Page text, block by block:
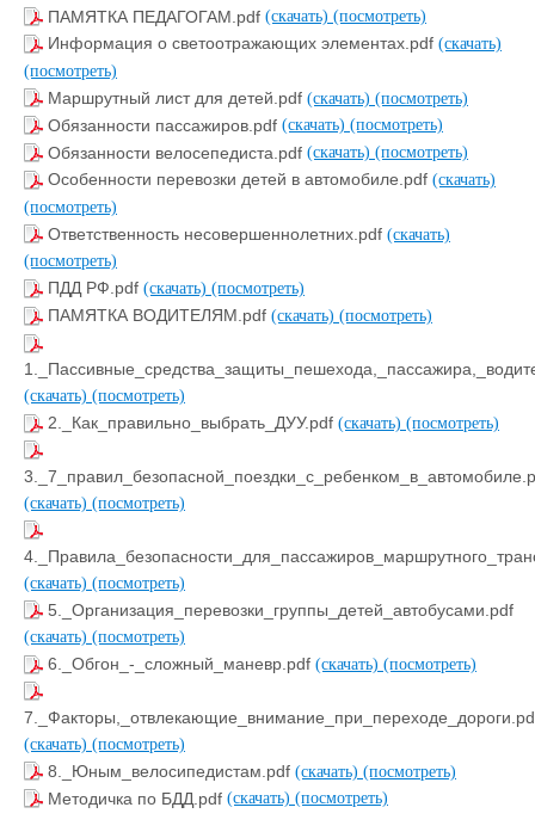
ПАМЯТКА ПЕДАГОГАМ.pdf (скачать) (посмотреть)
Информация о светоотражающих элементах.pdf (скачать)
(посмотреть)
Маршрутный лист для детей.pdf (скачать) (посмотреть)
Обязанности пассажиров.pdf (скачать) (посмотреть)
Обязанности велосепедиста.pdf (скачать) (посмотреть)
Особенности перевозки детей в автомобиле.pdf (скачать)
(посмотреть)
Ответственность несовершеннолетних.pdf (скачать)
(посмотреть)
ПДД РФ.pdf (скачать) (посмотреть)
ПАМЯТКА ВОДИТЕЛЯМ.pdf (скачать) (посмотреть)
(скачать) (посмотреть)
2._Как_правильно_выбрать_ДУУ.pdf (скачать) (посмотреть)
(скачать) (посмотреть)
(скачать) (посмотреть)
5._Организация_перевозки_группы_детей_автобусами.pdf
(скачать) (посмотреть)
6._Обгон_-_сложный_маневр.pdf (скачать) (посмотреть)
(скачать) (посмотреть)
8._Юным_велосипедистам.pdf (скачать) (посмотреть)
Методичка по БДД.pdf (скачать) (посмотреть)